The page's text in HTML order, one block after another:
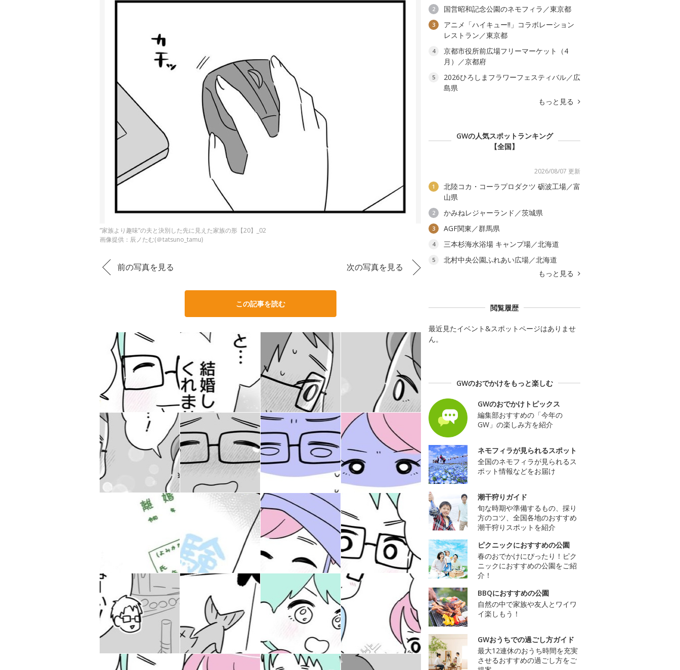
”家族より趣味”の夫と決別した先に見えた家族の形【20】_02
画像提供：辰ノたむ(＠tatsuno_tamu)
前の写真を見る 次の写真を見る
この記事を読む
2 国営昭和記念公園のネモフィラ／東京都
3
アニメ「ハイキュー!!」コラボレーション
レストラン／東京都
4
京都市役所前広場フリーマーケット（4
月）／京都府
5
2026ひろしまフラワーフェスティバル／広
島県
もっと見る
GWの人気スポットランキング
【全国】
2026/08/07 更新
1
北陸コカ・コーラプロダクツ 砺波工場／富
山県
2 かみねレジャーランド／茨城県
3 AGF関東／群馬県
4 三本杉海水浴場 キャンプ場／北海道
5
北村中央公園ふれあい広場／北海道
もっと見る
閲覧履歴
最近見たイベント&スポットページはありませ
ん。
GWのおでかけをもっと楽しむ
GWのおでかけトピックス
編集部おすすめの「今年の
GW」の楽しみ方を紹介
ネモフィラが見られるスポット
全国のネモフィラが見られるス
ポット情報などをお届け
潮干狩りガイド
旬な時期や準備するもの、採り
方のコツ、全国各地のおすすめ
潮干狩りスポットを紹介
ピクニックにおすすめの公園
春のおでかけにぴったり！ピク
ニックにおすすめの公園をご紹
介！
BBQにおすすめの公園
自然の中で家族や友人とワイワ
イ楽しもう！
GWおうちでの過ごし方ガイド
最大12連休のおうち時間を充実
させるおすすめの過ごし方をご